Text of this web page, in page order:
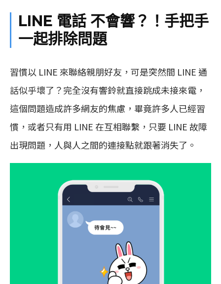
LINE 電話 不會響？！手把手
一起排除問題
習慣以 LINE 來聯絡親朋好友，可是突然間 LINE 通
話似乎壞了？完全沒有響鈴就直接跳成未接來電，
這個問題造成許多網友的焦慮，畢竟許多人已經習
慣，或者只有用 LINE 在互相聯繫，只要 LINE 故障
出現問題，人與人之間的連接點就跟著消失了。